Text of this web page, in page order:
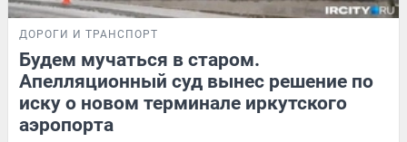
ДОРОГИ И ТРАНСПОРТ
Будем мучаться в старом.
Апелляционный суд вынес решение по
иску о новом терминале иркутского
аэропорта